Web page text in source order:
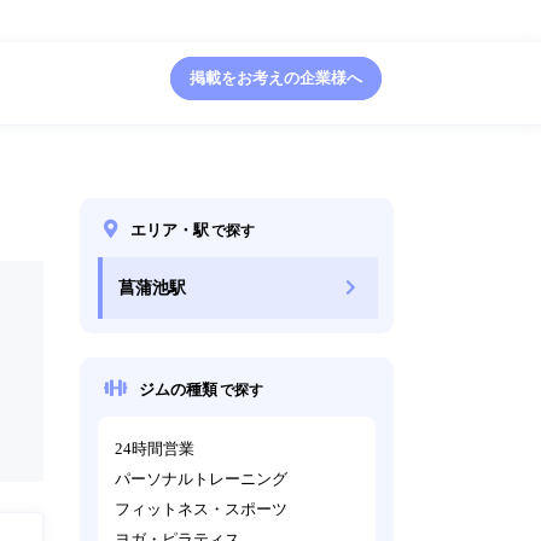
掲載をお考えの企業様へ
エリア・駅で探す
菖蒲池駅
ジムの種類で探す
24時間営業
パーソナルトレーニング
フィットネス・スポーツ